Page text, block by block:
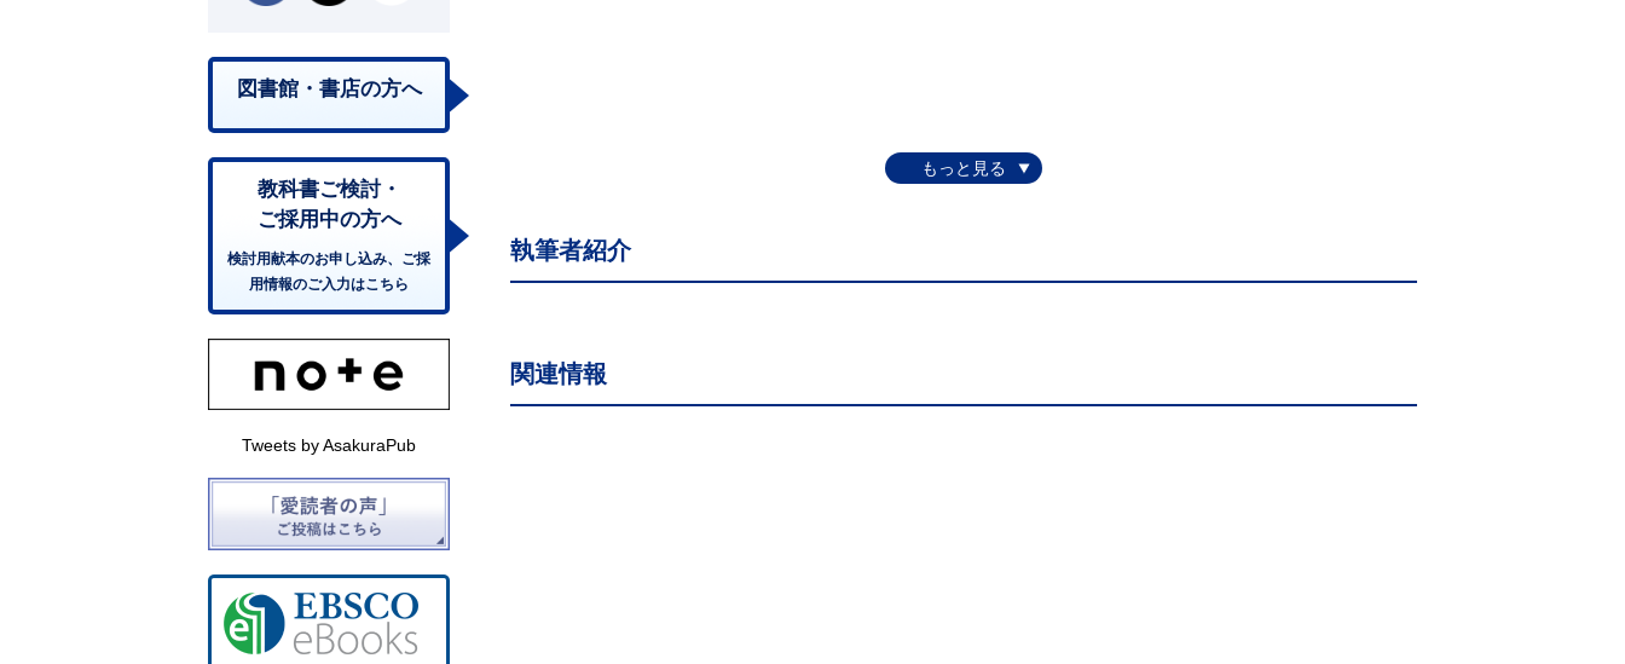
執筆者紹介
関連情報
図書館・書店の方へ
教科書ご検討・
ご採用中の方へ
検討用献本のお申し込み、ご採
用情報のご入力はこちら
Tweets by AsakuraPub